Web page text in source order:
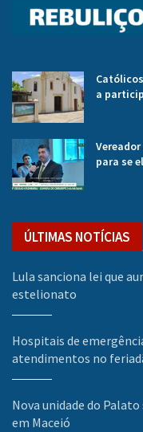
a
para se
ÚLTIMAS NOTÍCIAS
Lula sanciona lei que
estelionato
Hospitais de
atendimentos no
Nova unidade do
em Maceió